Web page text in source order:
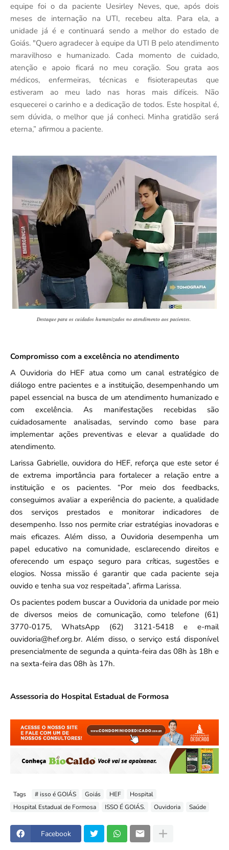
equipe foi o da paciente Uesirley Neves, que, após dois
meses de internação na UTI, recebeu alta. Para ela, a
unidade já é e continuará sendo a melhor do estado de
Goiás. "Quero agradecer à equipe da UTI B pelo atendimento
maravilhoso e humanizado. Cada momento de cuidado,
atenção e apoio ficará no meu coração. Sou grata aos
médicos, enfermeiras, técnicas e fisioterapeutas que
estiveram ao meu lado nas horas mais difíceis. Não
esquecerei o carinho e a dedicação de todos. Este hospital é,
sem dúvida, o melhor que já conheci. Minha gratidão será
eterna,” afirmou a paciente.
Destaque para os cuidados humanizados no atendimento aos pacientes.
Compromisso com a excelência no atendimento
A Ouvidoria do HEF atua como um canal estratégico de
diálogo entre pacientes e a instituição, desempenhando um
papel essencial na busca de um atendimento humanizado e
com excelência. As manifestações recebidas são
cuidadosamente analisadas, servindo como base para
implementar ações preventivas e elevar a qualidade do
atendimento.
Larissa Gabrielle, ouvidora do HEF, reforça que este setor é
de extrema importância para fortalecer a relação entre a
instituição e os pacientes. “Por meio dos feedbacks,
conseguimos avaliar a experiência do paciente, a qualidade
dos serviços prestados e monitorar indicadores de
desempenho. Isso nos permite criar estratégias inovadoras e
mais eficazes. Além disso, a Ouvidoria desempenha um
papel educativo na comunidade, esclarecendo direitos e
oferecendo um espaço seguro para críticas, sugestões e
elogios. Nossa missão é garantir que cada paciente seja
ouvido e tenha sua voz respeitada”, afirma Larissa.
Os pacientes podem buscar a Ouvidoria da unidade por meio
de diversos meios de comunicação, como telefone (61)
3770-0175, WhatsApp (62) 3121-5418 e e-mail
ouvidoria@hef.org.br. Além disso, o serviço está disponível
presencialmente de segunda a quinta-feira das 08h às 18h e
na sexta-feira das 08h às 17h.
Assessoria do Hospital Estadual de Formosa
Tags # isso é GOIÁS Goiás HEF
Hospital
Hospital Estadual de Formosa
ISSO É GOIÁS. Ouvidoria Saúde
Facebook